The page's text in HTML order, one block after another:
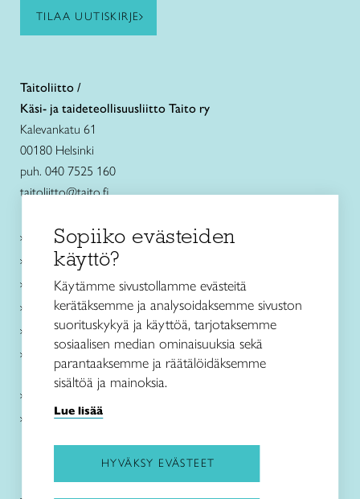
TILAA UUTISKIRJE
Taitoliitto /
Käsi- ja taideteollisuusliitto Taito ry
Kalevankatu 61
00180 Helsinki
puh. 040 7525 160
taitoliitto@taito.fi
Käsityökurssit ja koulutus
Ajankohtaista
Käsityöohjeet
Me olemme Taito
Paikallinen toiminta
Verkkokaupat
Kirjaudu Arviin
Kirjaudu Taitocampukseen
Sopiiko evästeiden
käyttö?
Käytämme sivustollamme evästeitä
kerätäksemme ja analysoidaksemme sivuston
suorituskykyä ja käyttöä, tarjotaksemme
sosiaalisen median ominaisuuksia sekä
parantaaksemme ja räätälöidäksemme
sisältöä ja mainoksia.
Lue lisää
HYVÄKSY EVÄSTEET